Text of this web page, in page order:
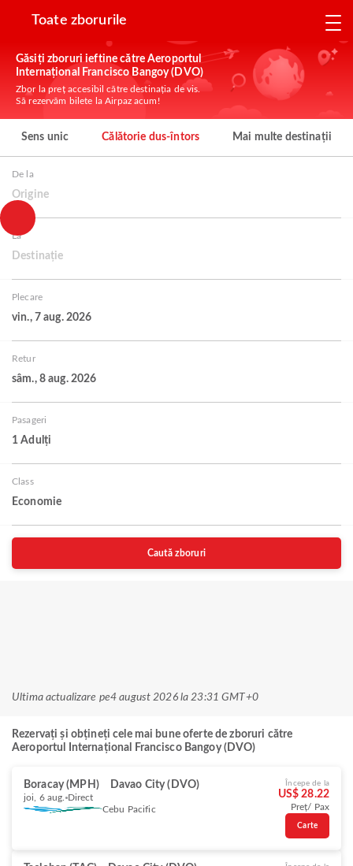
Toate zborurile
Găsiți zboruri ieftine către Aeroportul
Internațional Francisco Bangoy (DVO)
Zbor la preț accesibil către destinația de vis.
Să rezervăm bilete la Airpaz acum!
Sens unic Călătorie dus-întors Mai multe destinații
De la
Origine
La
Destinație
Plecare
vin., 7 aug. 2026
Retur
sâm., 8 aug. 2026
Pasageri
1 Adulți
Class
Economie
Caută zboruri
Ultima actualizare pe4 august 2026 la 23:31 GMT+0
Rezervați și obțineți cele mai bune oferte de zboruri către
Aeroportul Internațional Francisco Bangoy (DVO)
Boracay (MPH) Davao City (DVO)
joi, 6 aug. Direct
Cebu Pacific
Începe de la
US$ 28.22
Preț/ Pax
Carte